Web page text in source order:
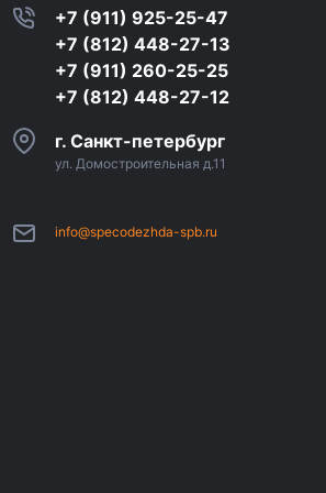
+7 (911) 925-25-47
+7 (812) 448-27-13
+7 (911) 260-25-25
+7 (812) 448-27-12
г. Санкт-петербург
ул. Домостроительная д.11
info@specodezhda-spb.ru